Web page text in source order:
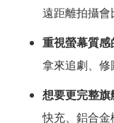
遠距離拍攝會
重視螢幕質感
拿來追劇、修
想要更完整
快充、鋁合